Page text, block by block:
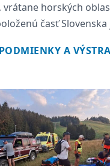
vrátane horských
časť Slovenska
05.08.2026 a
PODMIENKY A
aktuality